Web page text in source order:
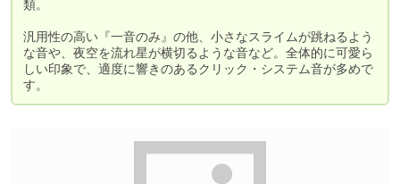
類。
汎用性の高い『一音のみ』の他、小さなスライムが跳ねるよう
な音や、夜空を流れ星が横切るような音など。全体的に可愛ら
しい印象で、適度に響きのあるクリック・システム音が多めで
す。